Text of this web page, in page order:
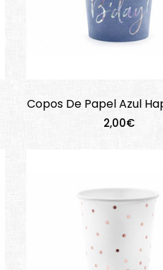
Copos De Papel Azul
2,00€